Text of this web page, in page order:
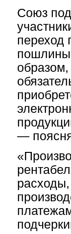
Союз
переход
пошлины
образом,
—
расходы,